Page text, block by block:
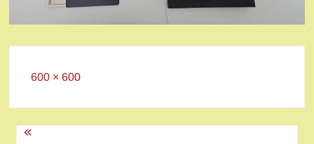
Full
600 × 600
文